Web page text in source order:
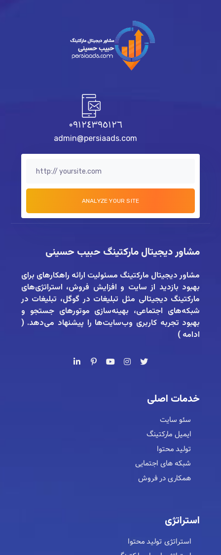
٠٩١٢٤٣٩٥١٢٦
admin@persiaads.com
مشاور دیجیتال مارکتینگ حبیب حسینی
مشاور دیجیتال مارکتینگ مسئولیت ارائه راهکارهای برای
بهبود بازدید از سایت و افزایش فروش، استراتژی‌های
مارکتینگ دیجیتالی مثل تبلیغات در گوگل، تبلیغات در
شبکه‌های اجتماعی، بهینه‌سازی موتورهای جستجو و
بهبود تجربه کاربری وب‌سایت‌ها را پیشنهاد می‌دهد. (
ادامه )
خدمات اصلی
سئو سایت
ایمیل مارکتینگ
تولید محتوا
شبکه های اجتمایی
همکاری در فروش
استراتژی
استراتژی تولید محتوا